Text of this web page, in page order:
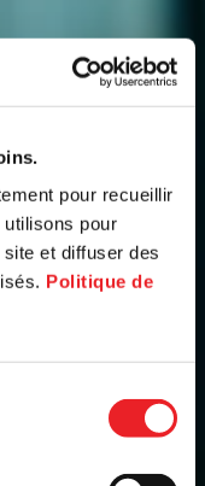
pour recueillir
pour
et diffuser des
Politique de